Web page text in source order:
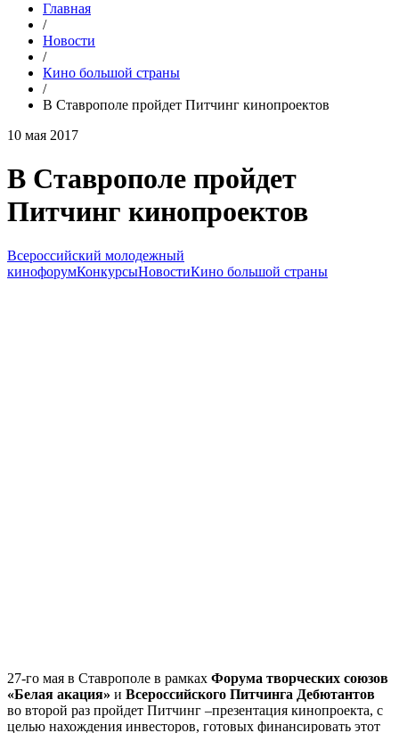
Главная
/
Новости
/
Кино большой страны
/
В Ставрополе пройдет Питчинг кинопроектов
10 мая 2017
В Ставрополе пройдет
Питчинг кинопроектов
Всероссийский молодежный
кинофорумКонкурсыНовостиКино большой страны
27-го мая в Ставрополе в рамках Форума творческих союзов
«Белая акация» и Всероссийского Питчинга Дебютантов
во второй раз пройдет Питчинг –презентация кинопроекта, с
целью нахождения инвесторов, готовых финансировать этот